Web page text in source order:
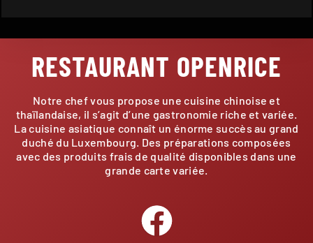
RESTAURANT OPENRICE
Notre chef vous propose une cuisine chinoise et
thaïlandaise, il s’agit d’une gastronomie riche et variée.
La cuisine asiatique connaît un énorme succès au grand
duché du Luxembourg. Des préparations composées
avec des produits frais de qualité disponibles dans une
grande carte variée.